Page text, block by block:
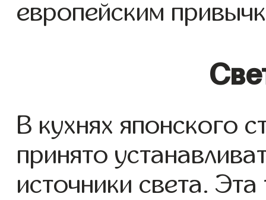
европейским
В кухнях японского
принято
источники света.